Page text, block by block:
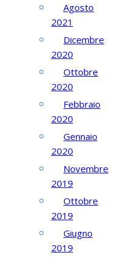
Agosto
2021
Dicembre
2020
Ottobre
2020
Febbraio
2020
Gennaio
2020
Novembre
2019
Ottobre
2019
Giugno
2019